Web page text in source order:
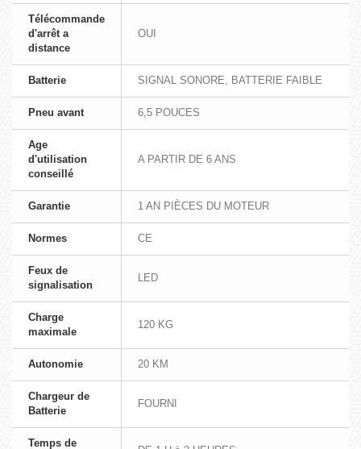
Télécommande
d'arrêt a
distance
OUI
Batterie SIGNAL SONORE, BATTERIE FAIBLE
Pneu avant 6,5 POUCES
Age
d'utilisation
conseillé
A PARTIR DE 6 ANS
Garantie 1 AN PIÈCES DU MOTEUR
Normes CE
Feux de
signalisation
LED
Charge
maximale
120 KG
Autonomie 20 KM
Chargeur de
Batterie
FOURNI
Temps de